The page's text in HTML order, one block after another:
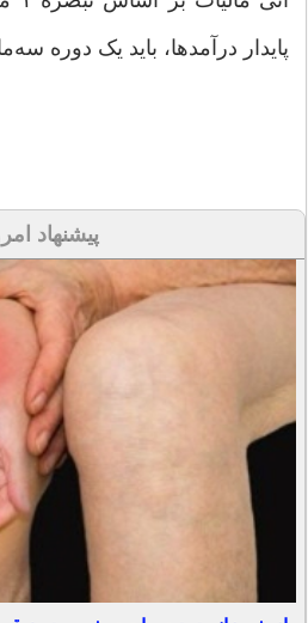
پایدار درآمدها، باید یک دوره
پیشنهاد